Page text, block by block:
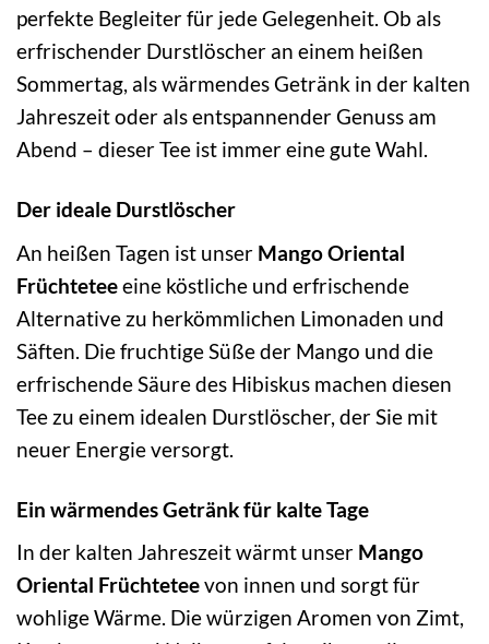
perfekte Begleiter für jede Gelegenheit. Ob als
erfrischender Durstlöscher an einem heißen
Sommertag, als wärmendes Getränk in der kalten
Jahreszeit oder als entspannender Genuss am
Abend – dieser Tee ist immer eine gute Wahl.
Der ideale Durstlöscher
An heißen Tagen ist unser Mango Oriental
Früchteteeeine köstliche und erfrischende
Alternative zu herkömmlichen Limonaden und
Säften. Die fruchtige Süße der Mango und die
erfrischende Säure des Hibiskus machen diesen
Tee zu einem idealen Durstlöscher, der Sie mit
neuer Energie versorgt.
Ein wärmendes Getränk für kalte Tage
In der kalten Jahreszeit wärmt unser Mango
Oriental Früchteteevon innen und sorgt für
wohlige Wärme. Die würzigen Aromen von Zimt,